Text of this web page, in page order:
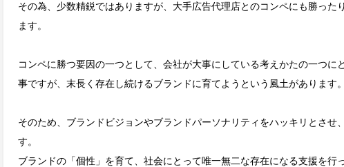
その為、少数精鋭ではありますが、大手広告代理店とのコンペにも勝っ
ます。
コンペに勝つ要因の一つとして、会社が大事にしている考えかたの一つ
事ですが、末長く存在し続けるブランドに育てようという風土があります。
そのため、ブランドビジョンやブランドパーソナリティをハッキリとさ
す。
ブランドの「個性」を育て、社会にとって唯一無二な存在になる支援を行